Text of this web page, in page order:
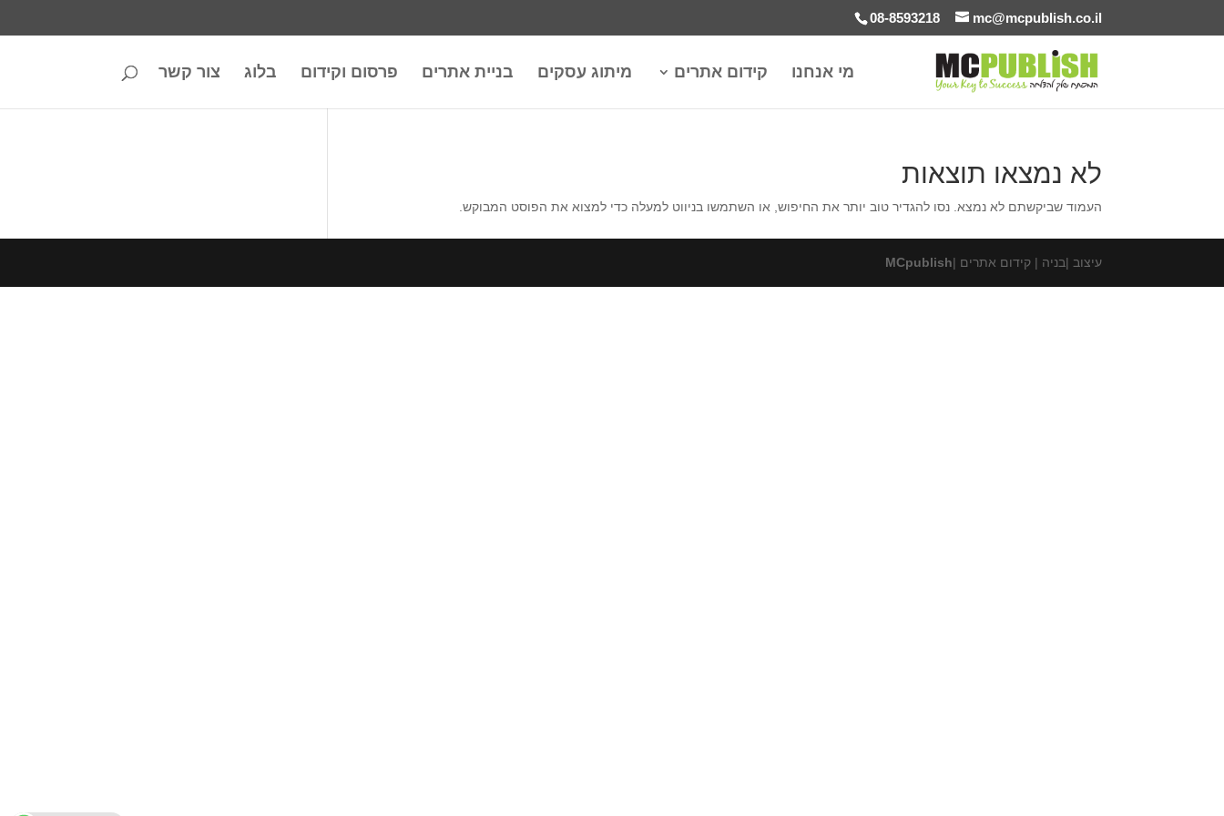
08-8593218 mc@mcpublish.co.il
מי אנחנו קידום אתרים מיתוג עסקים בניית אתרים פרסום וקידום בלוג צור קשר
לא נמצאו תוצאות
העמוד שביקשתם לא נמצא. נסו להגדיר טוב יותר את החיפוש, או השתמשו בניווט למעלה כדי למצוא את הפוסט המבוקש.
עיצוב |בניה | קידום אתרים |MCpublish